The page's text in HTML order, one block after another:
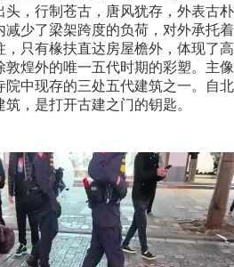
，行制苍古，唐风犹存，外表古
少了梁架跨度的负荷，对外承托
只有椽扶直达房屋檐外，体现了
外的唯一五代时期的彩塑。主像
现存的三处五代建筑之一。自北
，是打开古建之门的钥匙。